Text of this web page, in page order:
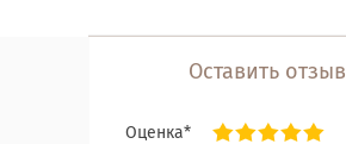
Оставить отзыв
Оценка*